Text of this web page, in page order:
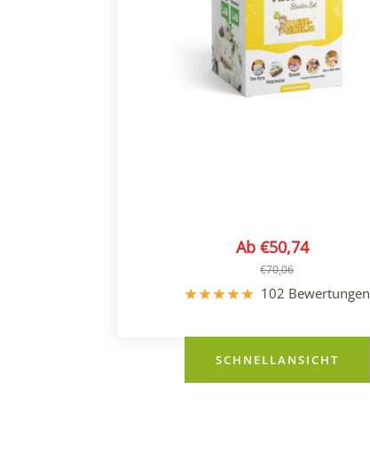
Angebotspreis
Ab €50,74
Regulärer
Preis
€70,06
102 Bewertungen
SCHNELLANSICHT